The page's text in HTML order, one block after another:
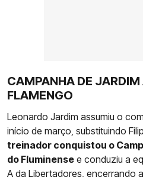
CAMPANHA DE JARDIM
FLAMENGO
Leonardo Jardim assumiu o
início de março, substituindo
treinador conquistou o
do Fluminense e conduziu a
A da Libertadores, encerrando